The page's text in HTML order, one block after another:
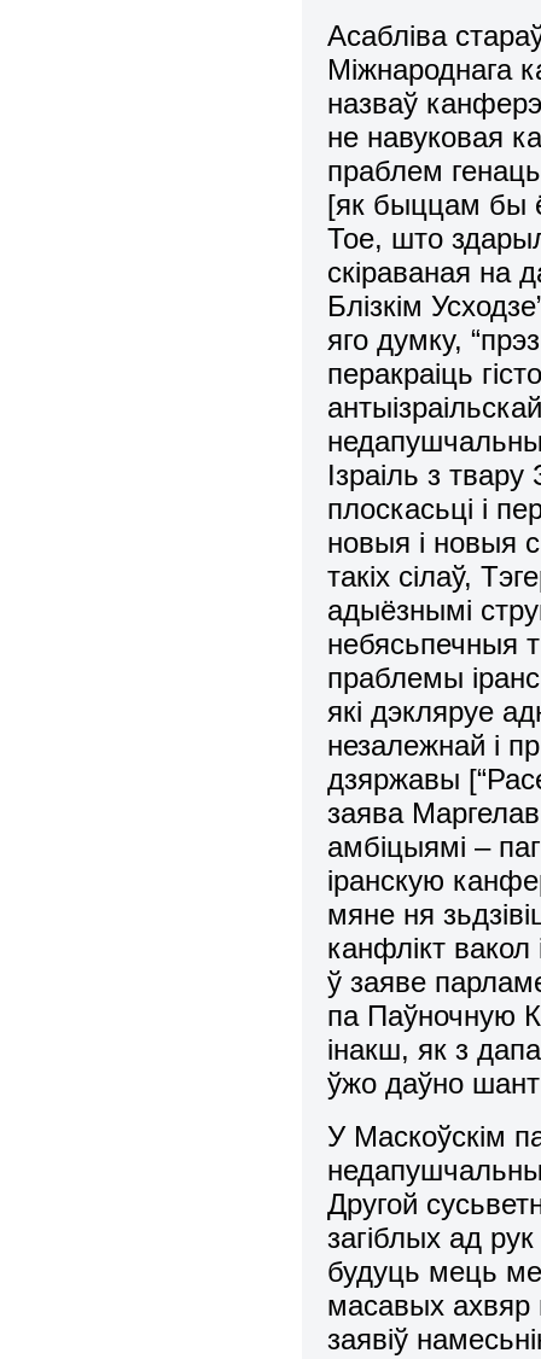
Асабліва
Міжнароднага
назваў
не навуковая
праблем
[як быццам бы
Тое, што
скіраваная на
Блізкім
яго думку,
перакраіць
Ізраіль з
плоскасьці і
новыя і новыя
такіх сілаў,
адыёзнымі
небясьпечныя
праблемы
які дэкляруе
незалежнай і
дзяржавы
заява
амбіцыямі –
іранскую
мяне ня
канфлікт
ў заяве
па Паўночную
інакш, як з
ўжо даўно
У Маскоўскім
Другой
загіблых ад
будуць мець
масавых ахвяр
заявіў